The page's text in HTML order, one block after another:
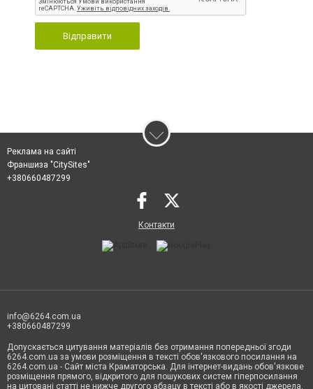
Відправити
Реклама на сайті
Франшиза "CitySites"
+380660487299
Контакти
info@6264.com.ua
+380660487299
Допускається цитування матеріалів без отримання попередньої згоди
6264.com.ua за умови розміщення в тексті обов'язкового посилання на
6264.com.ua - Сайт міста Краматорська. Для інтернет-видань обов'язкове
розміщення прямого, відкритого для пошукових систем гіперпосилання
на цитовані статті не нижче другого абзацу в тексті або в якості джерела.